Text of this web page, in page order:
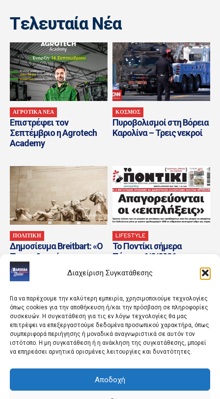
Διαχείριση Συγκατάθεσης
Για να παρέχουμε την καλύτερη εμπειρία, χρησιμοποιούμε τεχνολογίες
όπως cookies για την αποθήκευση ή/και την πρόσβαση σε πληροφορίες
συσκευών. Η συγκατάθεση για τις εν λόγω τεχνολογίες θα μας
επιτρέψει να επεξεργαστούμε δεδομένα προσωπικού χαρακτήρα, όπως
συμπεριφορά περιήγησης ή μοναδικά αναγνωριστικά σε αυτόν τον
ιστότοπο. Η μη συγκατάθεση ή η ανάκληση της συγκατάθεσης, μπορεί
να επηρεάσει αρνητικά ορισμένες λειτουργίες και δυνατότητες.
Αποδοχή
Tελευταία Nέα
ΑΓΡΟΤΙΚΑ ΝΕΑ
Επιστρέφει τον
Σεπτέμβριο η Agrotech
Academy
ΚΟΣΜΟΣ
Πυροβολισμοί στη Βόρεια
Καρολίνα – Τρεις νεκροί
ΠΟΛΙΤΙΚΗ
Δημοσίευμα Breitbart: «Ο
Τραμπ θα μείνει στην
Ιστορία εάν μεσολαβήσει
για την επιστροφή των...
LIFESTYLE
Το Ποντίκι σήμερα
Πέμπτη 6/8/2026
ΠΟΛΙΤΙΣΜΟΣ
Αυτοψία Μενδώνη στα
Αιγόσθενα μετά την
ΚΟΣΜΟΣ
Ζελένσκι: Η Ουκρανία
έπληξε δύο διυλιστήρια